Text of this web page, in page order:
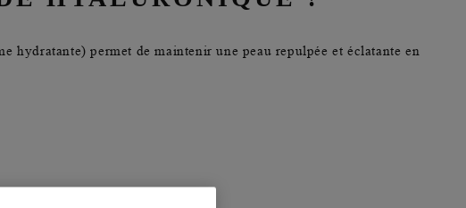
hydratante) permet de maintenir une peau repulpée et éclatante en